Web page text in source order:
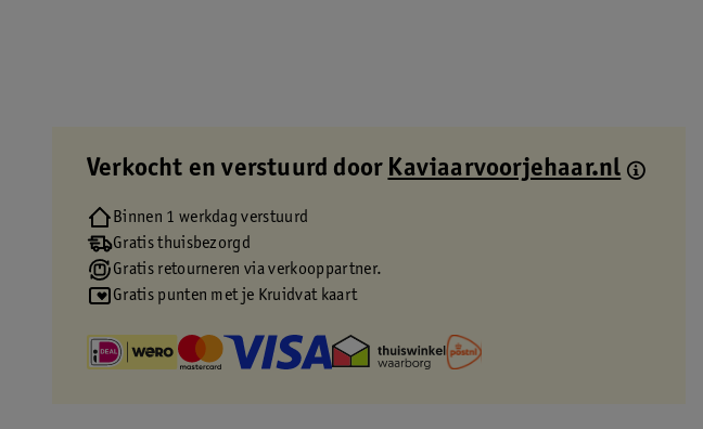
Verkocht en verstuurd door Kaviaarvoorjehaar.nl
Binnen 1 werkdag verstuurd
Gratis thuisbezorgd
Gratis retourneren via verkooppartner.
Gratis punten met je Kruidvat kaart